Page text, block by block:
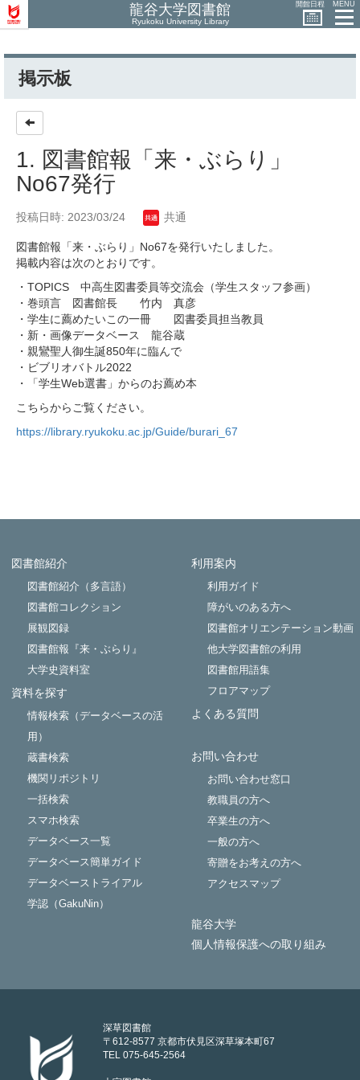
龍谷大学図書館
Ryukoku University Library
開館日程 MENU
掲示板
1. 図書館報「来・ぶらり」
No67発行
投稿日時: 2023/03/24 共通
図書館報「来・ぶらり」No67を発行いたしました。
掲載内容は次のとおりです。
・TOPICS 中高生図書委員等交流会（学生スタッフ参画）
・巻頭言 図書館長 竹内 真彦
・学生に薦めたいこの一冊 図書委員担当教員
・新・画像データベース 龍谷蔵
・親鸞聖人御生誕850年に臨んで
・ビブリオバトル2022
・「学生Web選書」からのお薦め本
こちらからご覧ください。
https://library.ryukoku.ac.jp/Guide/burari_67
図書館紹介
図書館紹介（多言語）
図書館コレクション
展観図録
図書館報『来・ぶらり』
大学史資料室
資料を探す
情報検索（データベースの活
用）
蔵書検索
機関リポジトリ
一括検索
スマホ検索
データベース一覧
データベース簡単ガイド
データベーストライアル
学認（GakuNin）
利用案内
利用ガイド
障がいのある方へ
図書館オリエンテーション動画
他大学図書館の利用
図書館用語集
フロアマップ
よくある質問
お問い合わせ
お問い合わせ窓口
教職員の方へ
卒業生の方へ
一般の方へ
寄贈をお考えの方へ
アクセスマップ
龍谷大学
個人情報保護への取り組み
深草図書館
〒612-8577 京都市伏見区深草塚本町67
TEL 075-645-2564
Powered by NetCommons